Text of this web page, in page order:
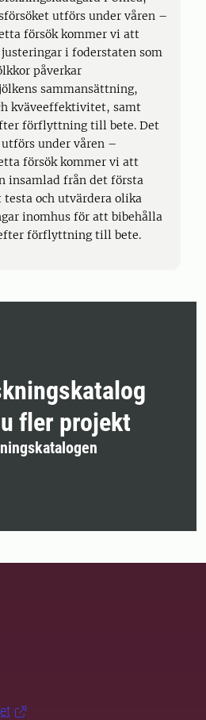
utförs under våren –
försök kommer vi att
i foderstaten som
påverkar
sammansättning,
kväveeffektivitet, samt
förflyttning till bete. Det
under våren –
försök kommer vi att
insamlad från det första
och utvärdera olika
inomhus för att bibehålla
förflyttning till bete.
fler projekt